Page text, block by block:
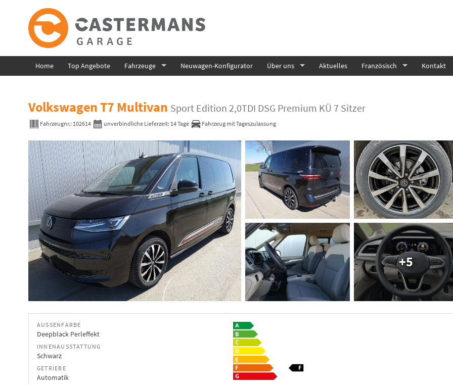
Home Top Angebote Fahrzeuge Neuwagen-Konfigurator Über uns Aktuelles Französisch Kontakt
Volkswagen T7 Multivan Sport Edition 2,0TDI DSG Premium KÜ 7 Sitzer
Fahrzeugnr.: 102614 unverbindliche Lieferzeit: 14 Tage Fahrzeug mit Tageszulassung
+5
AUSSENFARBE
Deepblack Perleffekt
INNENAUSSTATTUNG
Schwarz
GETRIEBE
Automatik